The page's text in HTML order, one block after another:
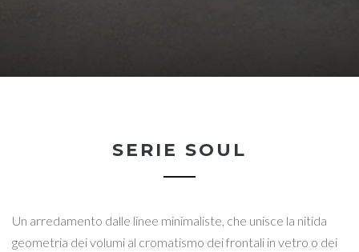
SERIE SOUL
Un arredamento dalle linee minimaliste, che unisce la nitida
geometria dei volumi al cromatismo dei frontali in vetro o dei